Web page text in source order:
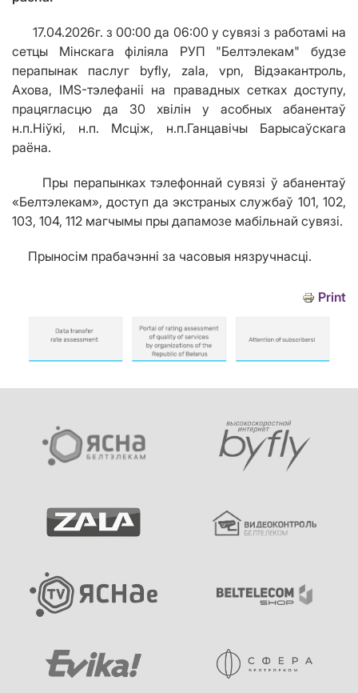
17.04.2026г. з 00:00 да 06:00 у сувязі з работамі на
сетцы Мінскага філіяла РУП "Белтэлекам" будзе
перапынак паслуг byfly, zala, vpn, Відэакантроль,
Ахова, IMS-тэлефаніі на правадных сетках доступу,
працягласцю да 30 хвілін у асобных абанентаў
н.п.Ніўкі, н.п. Мсціж, н.п.Ганцавічы Барысаўскага
раёна.
Пры перапынках тэлефоннай сувязі ў абанентаў
«Белтэлекам», доступ да экстраных службаў 101, 102,
103, 104, 112 магчымы пры дапамозе мабільнай сувязі.
Прыносім прабачэнні за часовыя нязручнасці.
Print